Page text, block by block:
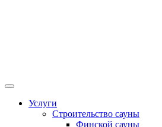
Услуги
Строительство сауны
Финской сауны